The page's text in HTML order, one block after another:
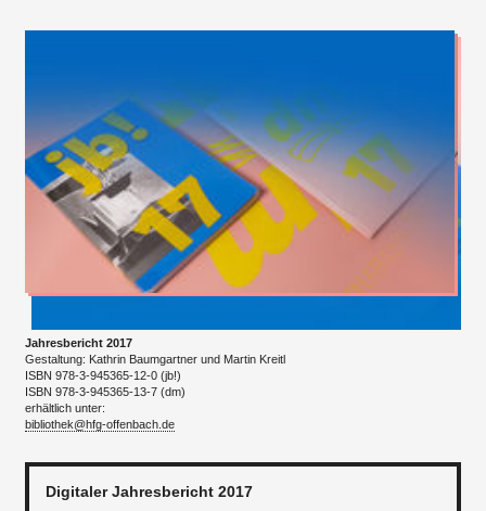
Jahresbericht 2017
Gestaltung: ​Kathrin Baumgartner und Martin Kreitl
ISBN 978-3-945365-12-0 (jb!)
ISBN 978-3-945365-13-7 (dm)​
​erhältlich unter:
bibliothek@hfg-offenbach.de
Digitaler Jahresbericht 2017